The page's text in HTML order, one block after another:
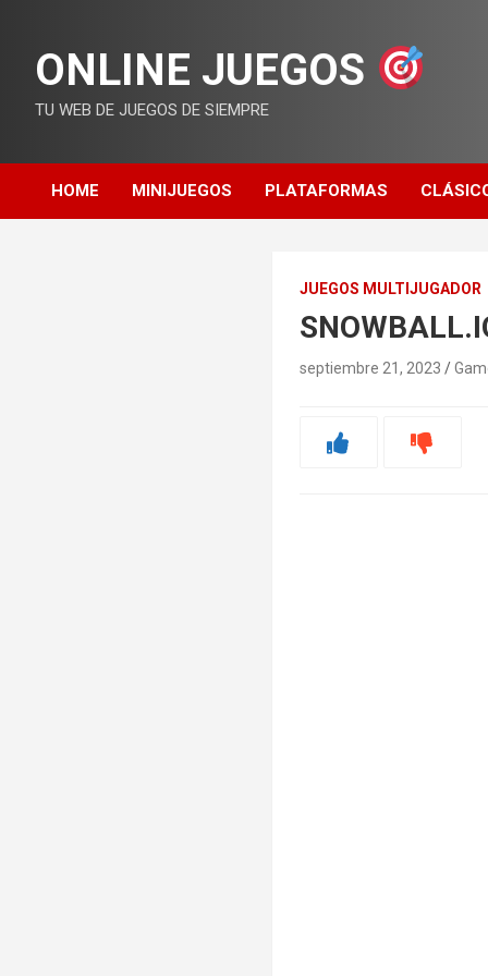
contenidoONLINE JUEGOS
TU WEB DE JUEGOS DE SIEMPRE
HOME MINIJUEGOS PLATAFORMAS
JUEGOS MULTIJUGADOR
septiembre 21, 2023